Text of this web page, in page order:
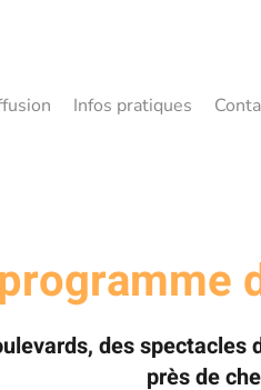
Infos pratiques
des
près de